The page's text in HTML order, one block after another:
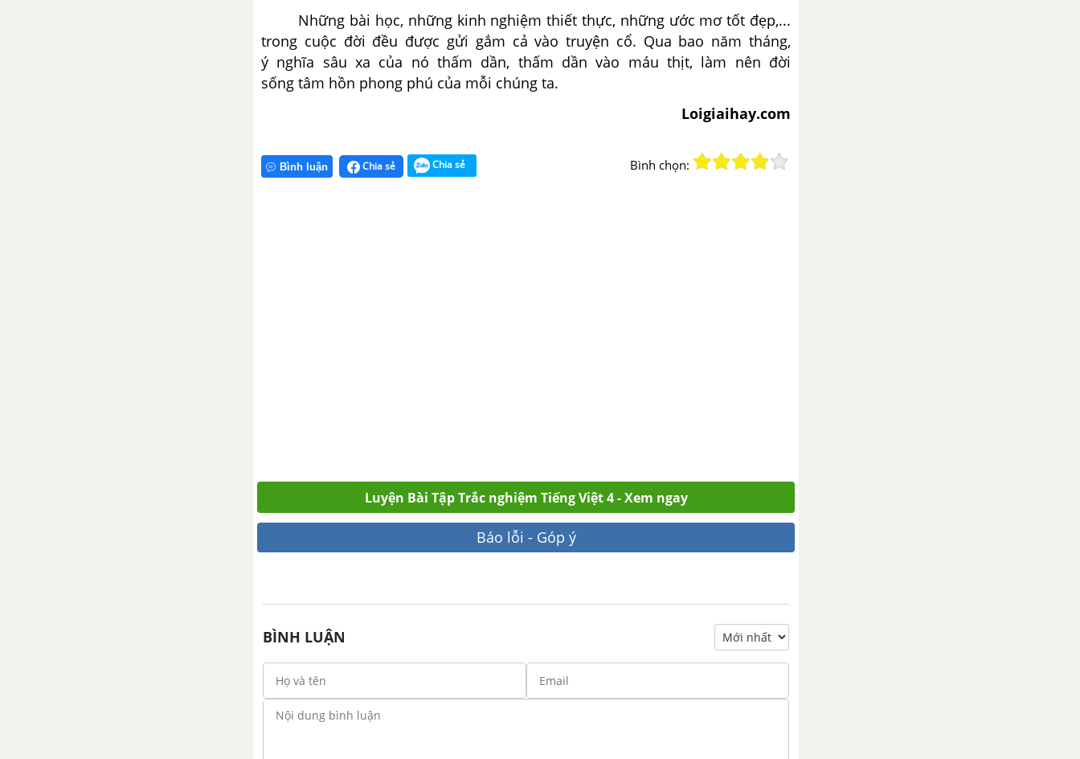
Những bài học, những kinh nghiệm thiết thực, những ước mơ tốt đẹp,...
trong cuộc đời đều được gửi gắm cả vào truyện cổ. Qua bao năm tháng,
ý nghĩa sâu xa của nó thấm dần, thấm dần vào máu thịt, làm nên đời
sống tâm hồn phong phú của mỗi chúng ta.
Loigiaihay.com
Bình luận Chia sẻ Chia sẻ Bình chọn:
Luyện Bài Tập Trắc nghiệm Tiếng Việt 4 - Xem ngay
Báo lỗi - Góp ý
BÌNH LUẬN